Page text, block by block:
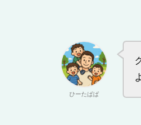
ひーたぱぱ